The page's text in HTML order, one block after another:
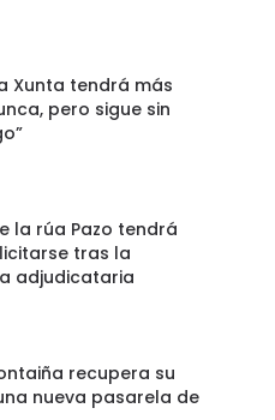
Xunta tendrá más
pero sigue sin
la rúa Pazo tendrá
tras la
adjudicataria
recupera su
nueva pasarela de